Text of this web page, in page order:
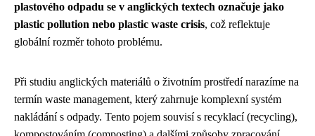
plastového odpadu se v anglických textech označuje jako
plastic pollution nebo plastic waste crisis, což reflektuje
globální rozměr tohoto problému.
Při studiu anglických materiálů o životním prostředí narazíme na
termín waste management, který zahrnuje komplexní systém
nakládání s odpady. Tento pojem souvisí s recyklací (recycling),